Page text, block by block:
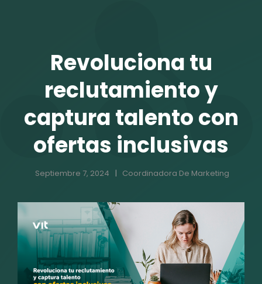
Revoluciona tu
reclutamiento y
captura talento con
ofertas inclusivas
Septiembre 7, 2024 Coordinadora De Marketing